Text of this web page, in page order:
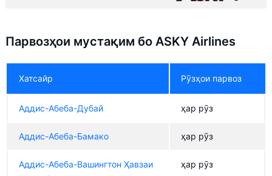
Парвозҳои мустақим бо ASKY Airlines
Хатсайр Рӯзҳои парвоз
Аддис-Абеба-Дубай ҳар рӯз
Аддис-Абеба-Бамако ҳар рӯз
Аддис-Абеба-Вашингтон Ҳавзаи
ҳар рӯз